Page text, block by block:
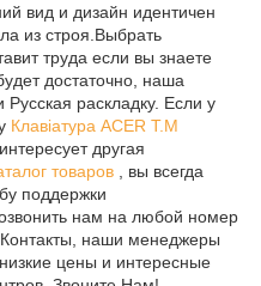
вид и дизайн идентичен
из строя.Выбрать
труда если вы знаете
достаточно, наша
раскладку. Если у
Клавіатура ACER T.M
другая
товаров , вы всегда
поддержки
нам на любой номер
наши менеджеры
цены и интересные